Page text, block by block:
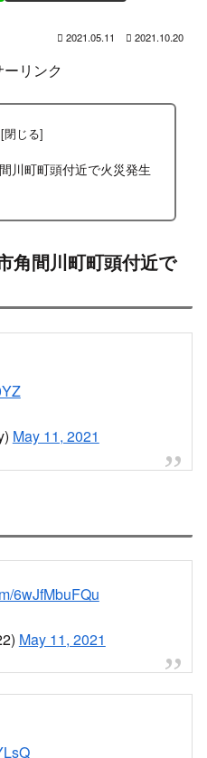
2021.05.11 2021.10.20
リンク
川町町頭付近で火災発生
間川町町頭付近で
May 11, 2021
6wJfMbuFQu
May 11, 2021